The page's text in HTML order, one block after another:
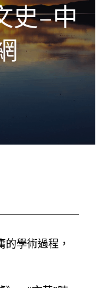
史–中
的學術過程，